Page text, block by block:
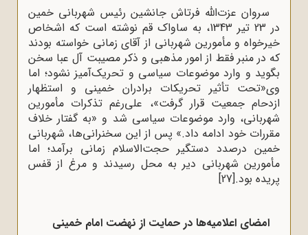
سروان عزت‌الله فرتاش جانشین رئیس شهربانی خمین
در 23 تیر 1343، به ساواک قم نوشته است که اشخاص
خیرخواه و مأمورین شهربانی از آقای زمانی خواسته بودند
که در منبر فقط از امور مذهبی و ذکر مصیبت آل عبا سخن
بگوید و وارد موضوعات سیاسی و تحریک‌آمیز نشود؛ اما
وی«تحت تأثیر تحریکات برادران خمینی و استظهار
ازدحام جمعیت قرار گرفت»، علی‌رغم تذکرات مأمورین
شهربانی، وارد موضوعات سیاسی شد و «به گفتار خلاف
مقررات خود ادامه داد.» پس از این سخنرانی‌ها، شهربانی
خمین درصدد دستگیر حجت‌الاسلام زمانی برآمد؛ اما
مأمورین شهربانی دیر به محل رسیدند و مرغ از قفس
پریده بود.[27]
امضای اعلامیه‌ها در حمایت از نهضت امام خمینی